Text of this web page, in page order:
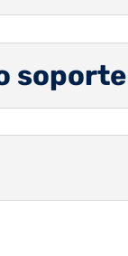
soporte